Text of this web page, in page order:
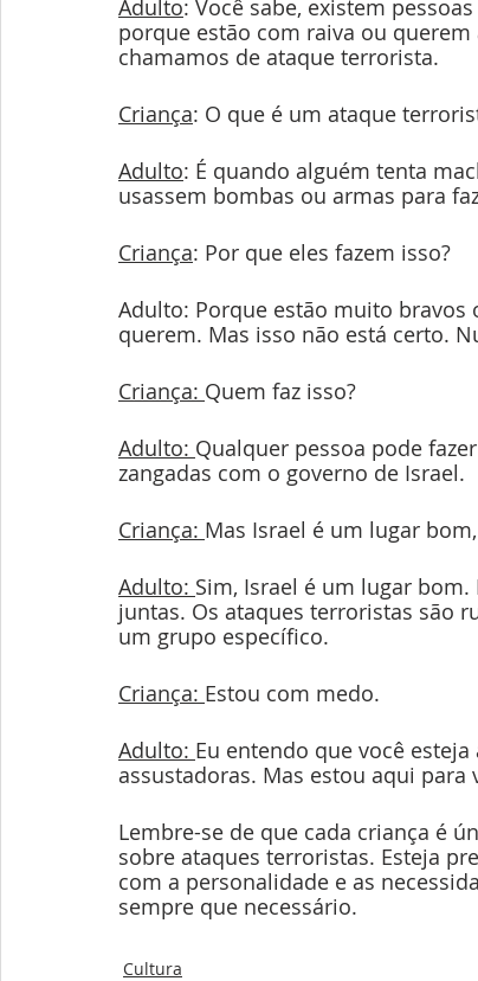
Adulto: Você sabe, existem
porque estão com raiva ou
chamamos de ataque terrorista.
Criança: O que é um ataque
Adulto: É quando alguém tenta
usassem bombas ou armas para
Criança: Por que eles fazem isso?
Adulto: Porque estão muito bravos
querem. Mas isso não está certo.
Criança: Quem faz isso?
Adulto: Qualquer pessoa pode
zangadas com o governo de Israel.
Criança: Mas Israel é um lugar
Adulto: Sim, Israel é um lugar
juntas. Os ataques terroristas são
um grupo específico.
Criança: Estou com medo.
Adulto: Eu entendo que você
assustadoras. Mas estou aqui para
Lembre-se de que cada criança é
sobre ataques terroristas. Esteja
com a personalidade e as
sempre que necessário.
Cultura